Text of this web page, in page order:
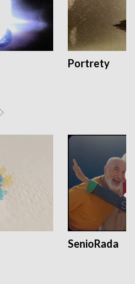
Portrety
SenioRada